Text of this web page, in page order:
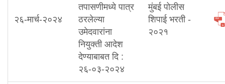
२६-मार्च-२०२४
तपासणीमध्ये पात्र
ठरलेल्या
उमेदवारांना
नियुक्ती आदेश
देण्याबाबत दि :
२६-०३-२०२४
मुंबई पोलीस
शिपाई भरती -
२०२१